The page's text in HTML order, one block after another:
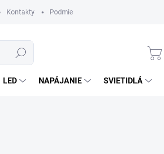
Kontakty Podmienky ochrany osobných údajov
Hľadať
LED NAPÁJANIE SVIETIDLÁ